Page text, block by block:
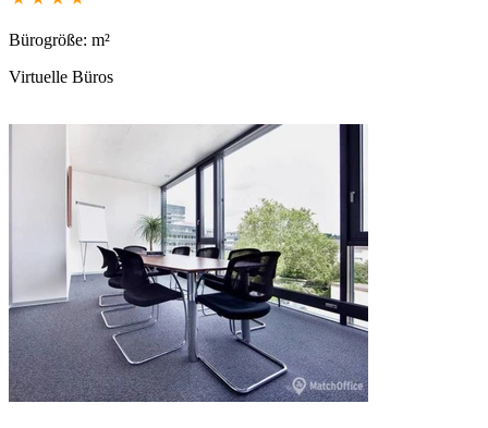
Bürogröße: m²
Virtuelle Büros